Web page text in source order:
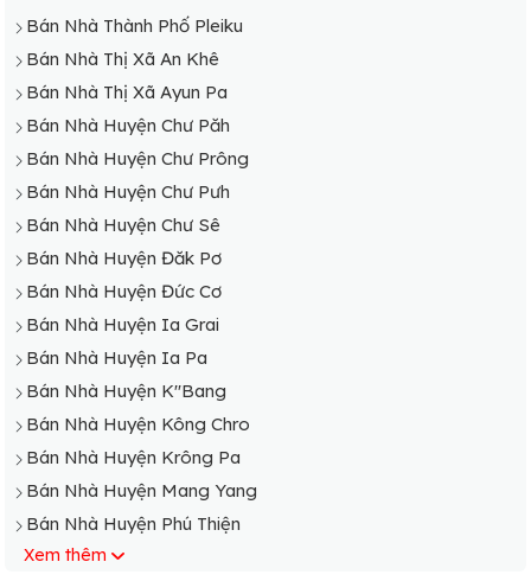
Bán Nhà Xã Ia Kênh
Bán Nhà Xã Tân Sơn
Bán Nhà Xã Trà Đa
Bán Nhà Thành Phố Pleiku
Bán Nhà Thị Xã An Khê
Bán Nhà Thị Xã Ayun Pa
Bán Nhà Huyện Chư Păh
Bán Nhà Huyện Chư Prông
Bán Nhà Huyện Chư Pưh
Bán Nhà Huyện Chư Sê
Bán Nhà Huyện Đăk Pơ
Bán Nhà Huyện Đức Cơ
Bán Nhà Huyện Ia Grai
Bán Nhà Huyện Ia Pa
Bán Nhà Huyện K"Bang
Bán Nhà Huyện Kông Chro
Bán Nhà Huyện Krông Pa
Bán Nhà Huyện Mang Yang
Bán Nhà Huyện Phú Thiện
Xem thêm